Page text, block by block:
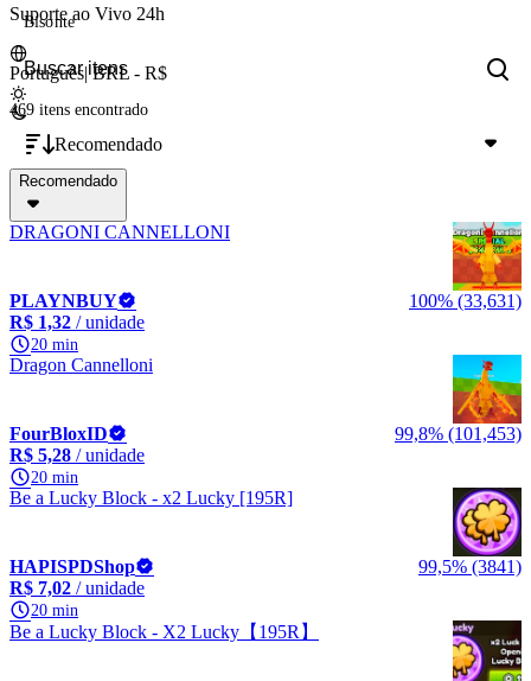
Suporte ao Vivo 24h
Português|BRL - R$
Bisonte
469 itens encontrado
Recomendado
Recomendado
DRAGONI CANNELLONI
PLAYNBUY
100% (33,631)
R$ 1,32 / unidade
20 min
Dragon Cannelloni
FourBloxID
99,8% (101,453)
R$ 5,28 / unidade
20 min
Be a Lucky Block - x2 Lucky [195R]
HAPISPDShop
99,5% (3841)
R$ 7,02 / unidade
20 min
Be a Lucky Block - X2 Lucky【195R】